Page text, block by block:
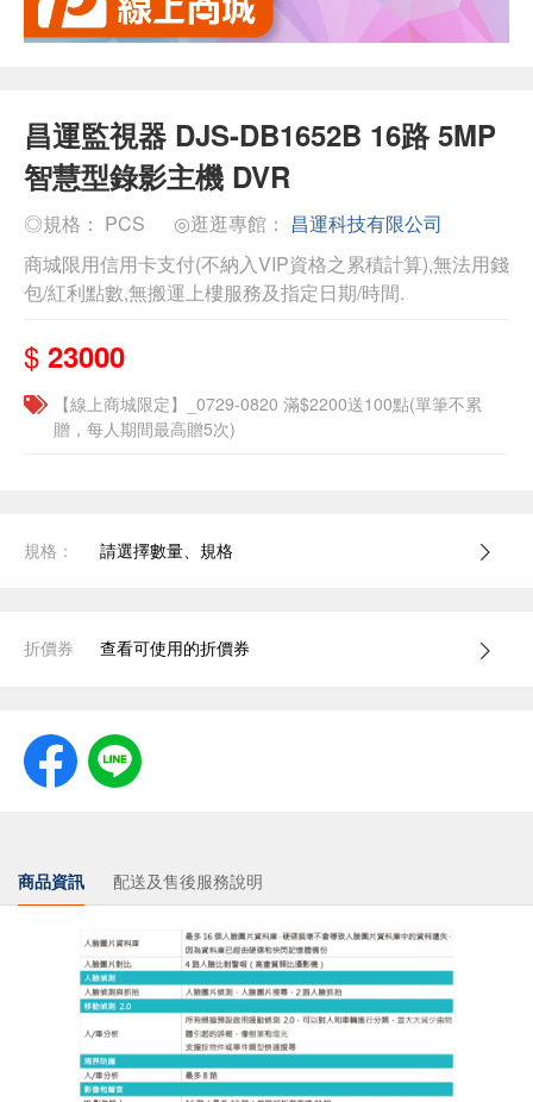
昌運監視器 DJS-DB1652B 16路 5MP
智慧型錄影主機 DVR
◎規格： PCS ◎逛逛專館： 昌運科技有限公司
商城限用信用卡支付(不納入VIP資格之累積計算),無法用錢
包/紅利點數,無搬運上樓服務及指定日期/時間.
$ 23000
【線上商城限定】_0729-0820 滿$2200送100點(單筆不累
贈，每人期間最高贈5次)
規格： 請選擇數量、規格
折價券 查看可使用的折價券
商品資訊 配送及售後服務說明